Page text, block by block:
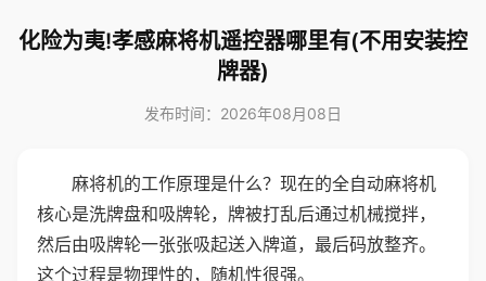
化险为夷!孝感麻将机遥控器哪里有(不用安装控
牌器)
发布时间：2026年08月08日
麻将机的工作原理是什么？现在的全自动麻将机
核心是洗牌盘和吸牌轮，牌被打乱后通过机械搅拌，
然后由吸牌轮一张张吸起送入牌道，最后码放整齐。
这个过程是物理性的，随机性很强。